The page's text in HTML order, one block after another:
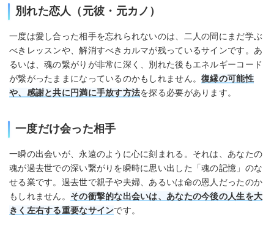
別れた恋人（元彼・元カノ）
一度は愛し合った相手を忘れられないのは、二人の間にまだ学ぶ
べきレッスンや、解消すべきカルマが残っているサインです。あ
るいは、魂の繋がりが非常に深く、別れた後もエネルギーコード
が繋がったままになっているのかもしれません。復縁の可能性
や、感謝と共に円満に手放す方法を探る必要があります。
一度だけ会った相手
一瞬の出会いが、永遠のように心に刻まれる。それは、あなたの
魂が過去世での深い繋がりを瞬時に思い出した「魂の記憶」のな
せる業です。過去世で親子や夫婦、あるいは命の恩人だったのか
もしれません。 その衝撃的な出会いは、あなたの今後の人生を大
きく左右する重要なサインです。